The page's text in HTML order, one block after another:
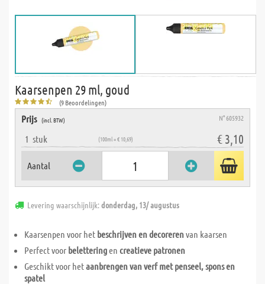
Kaarsenpen 29 ml, goud
(9 Beoordelingen)
Prijs (incl. BTW) N° 605932
1 stuk (100ml = € 10,69) € 3,10
Aantal
Levering waarschijnlijk:donderdag, 13/ augustus
Kaarsenpen voor het beschrijven en decorerenvan kaarsen
Perfect voor beletteringen creatieve patronen
Geschikt voor hetaanbrengen van verf met penseel, spons en
spatel